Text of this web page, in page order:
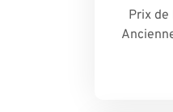
Prix de